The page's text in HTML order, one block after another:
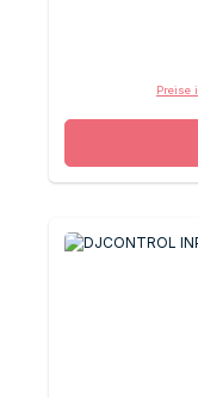
Preise